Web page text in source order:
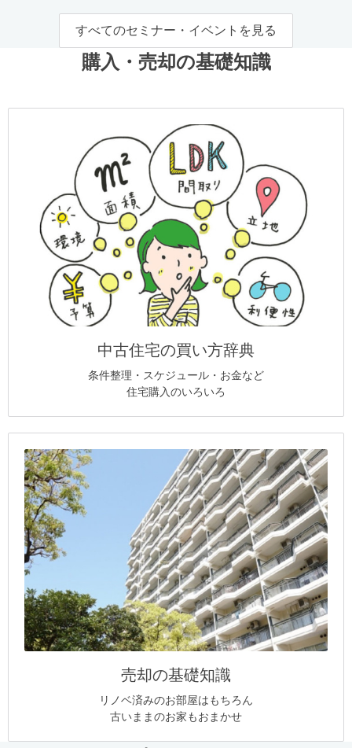
すべてのセミナー・イベントを見る
購入・売却の基礎知識
中古住宅の買い方辞典
条件整理・スケジュール・お金など
住宅購入のいろいろ
売却の基礎知識
リノベ済みのお部屋はもちろん
古いままのお家もおまかせ